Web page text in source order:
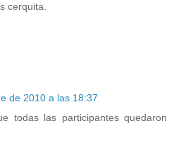
cerquita.
de 2010 a las 18:37
todas las participantes quedaron